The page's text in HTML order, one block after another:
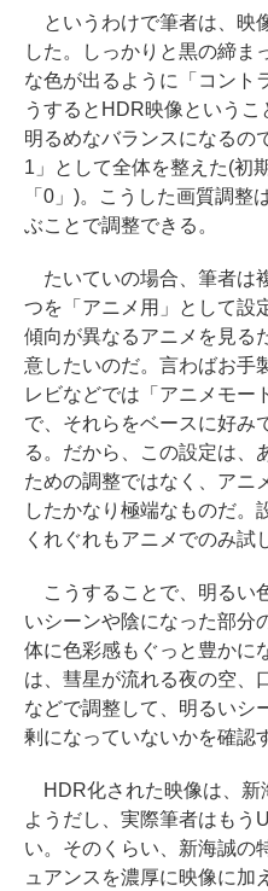
というわけで筆者は、映
した。しっかりと黒の締ま
な色が出るように「コント
うするとHDR映像という
明るめなバランスになるの
1」として全体を整えた(初
「0」)。こうした画質調整
ぶことで調整できる。
たいていの場合、筆者は
つを「アニメ用」として設
傾向が異なるアニメを見る
意したいのだ。言わばお手
レビなどでは「アニメモー
で、それらをベースに好み
る。だから、この設定は、
ための調整ではなく、アニ
したかなり極端なものだ。
くれぐれもアニメでのみ試
こうすることで、明るい
いシーンや陰になった部分
体に色彩感もぐっと豊かに
は、彗星が流れる夜の空、
などで調整して、明るいシ
剰になっていないかを確認
HDR化された映像は、新
ようだし、実際筆者はもう
い。そのくらい、新海誠の
ュアンスを濃厚に映像に加